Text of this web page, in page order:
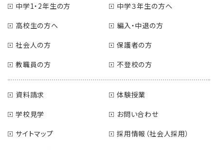
中学1・2年生の方
中学３年生の方へ
高校生の方へ
編入・中退の方
社会人の方
保護者の方
教職員の方
不登校の方
資料請求
体験授業
学校見学
お問い合わせ
サイトマップ
採用情報（社会人採用）